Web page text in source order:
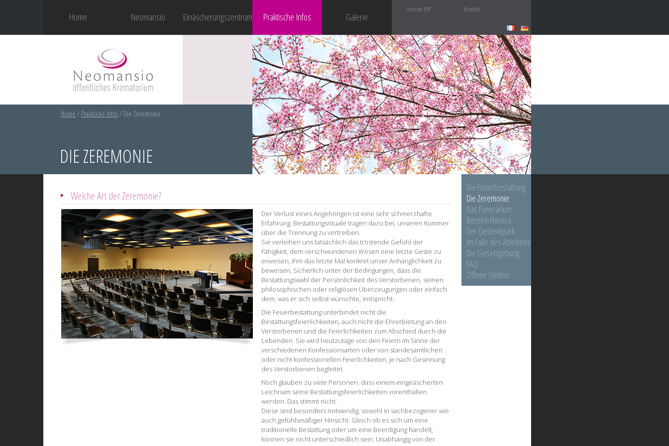
Home Neomansio Einäscherungszentrum Praktische Infos Galerie
Anreise EPF Kontakt
Home / Praktische Infos/ Die Zeremonie
DIE ZEREMONIE
Welche Art der Zeremonie?
Der Verlust eines Angehörigen ist eine sehr schmerzhafte
Erfahrung. Bestattungsrituale tragen dazu bei, unseren Kummer
über die Trennung zu vertreiben.
Sie verleihen uns tatsächlich das tröstende Gefühl der
Fähigkeit, dem verschwundenen Wesen eine letzte Geste zu
erweisen, ihm das letzte Mal konkret unser Anhänglichkeit zu
beweisen, Sicherlich unter der Bedingungen, dass die
Bestattungswahl der Persönlichkeit des Verstorbenen, seinen
philosophischen oder religiösen Überzeugungen oder einfach
dem, was er sich selbst wünschte, entspricht.
Die Feuerbestattung unterbindet nicht die
Bestattungsfeierlichkeiten, auch nicht die Ehrerbietung an den
Verstorbenen und die Feierlichkeiten zum Abschied durch die
Lebenden. Sie wird heutzutage von den Feiern im Sinne der
verschiedenen Konfessionsarten oder von standesamtlichen
oder nicht konfessionellen Feierlichkeiten, je nach Gesinnung
des Verstorbenen begleitet.
Noch glauben zu viele Personen, dass einem eingeäscherten
Leichnam seine Bestattungsfeierlichkeiten vorenthalten
werden. Das stimmt nicht.
Diese sind besonders notwendig, sowohl in sachbezogener wie
auch gefühlsmäßiger Hinsicht. Gleich ob es sich um eine
traditionelle Bestattung oder um eine Beerdigung handelt,
können sie nicht unterschiedlich sein. Unabhängig von der
Die Feuerbestattung
Die Zeremonie
Das Funerarium
Bereich Horeca
Der Gedenkpark
Im Falle des Ablebens
Die Gesetzgebung
FAQ
Offene Stellen